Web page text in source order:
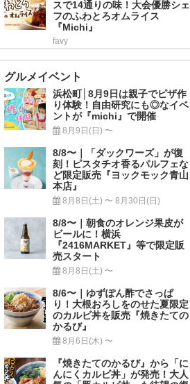
スで14通りの味！大会優勝シェ
フのふわとろオムライス
『Michi』
favy
グルメイベント
浜松町│8月9日は親子でピザ作
り体験！自由研究にも◎なイベ
ントが『michi』で開催
8月9日(日) 〜
8/8〜｜「ダックワーズ」が復
刻！ピスタチオ香るパルフェな
ど限定販売『ヨックモック青山
本店』
8月8日(土) 〜 8月30日(日)
8/8〜｜朝食のオレンジ果皮が
ビールに！横浜
『2416MARKET』等で限定販
売スタート
8月8日(土) 〜
8/6〜｜ゆずぽん酢でさっぱ
り！大根おろしをのせた夏限定
のカルビ丼を販売『焼きたての
かるび』
8月6日(木) 〜
『焼きたてのかるび』から「に
んにくカルビ丼」が発売！大人